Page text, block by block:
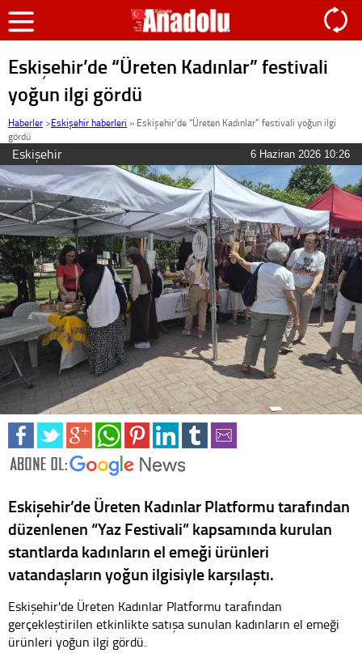
Eskişehir’de “Üreten Kadınlar” festivali
yoğun ilgi gördü
Haberler >Eskişehir haberleri » Eskişehir’de “Üreten Kadınlar” festivali yoğun ilgi
gördü
Eskişehir 6 Haziran 2026 10:26
Eskişehir’de Üreten Kadınlar Platformu tarafından
düzenlenen “Yaz Festivali” kapsamında kurulan
stantlarda kadınların el emeği ürünleri
vatandaşların yoğun ilgisiyle karşılaştı.
Eskişehir'de Üreten Kadınlar Platformu tarafından
gerçekleştirilen etkinlikte satışa sunulan kadınların el emeği
ürünleri yoğun ilgi gördü.